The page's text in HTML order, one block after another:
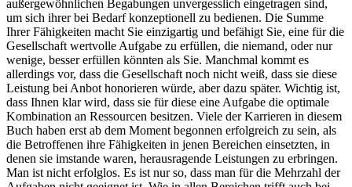
außergewöhnlichen Begabungen unvergesslich eingetragen sind,
um sich ihrer bei Bedarf konzeptionell zu bedienen. Die Summe
Ihrer Fähigkeiten macht Sie einzigartig und befähigt Sie, eine für die
Gesellschaft wertvolle Aufgabe zu erfüllen, die niemand, oder nur
wenige, besser erfüllen könnten als Sie. Manchmal kommt es
allerdings vor, dass die Gesellschaft noch nicht weiß, dass sie diese
Leistung bei Anbot honorieren würde, aber dazu später. Wichtig ist,
dass Ihnen klar wird, dass sie für diese eine Aufgabe die optimale
Kombination an Ressourcen besitzen. Viele der Karrieren in diesem
Buch haben erst ab dem Moment begonnen erfolgreich zu sein, als
die Betroffenen ihre Fähigkeiten in jenen Bereichen einsetzten, in
denen sie imstande waren, herausragende Leistungen zu erbringen.
Man ist nicht erfolglos. Es ist nur so, dass man für die Mehrzahl der